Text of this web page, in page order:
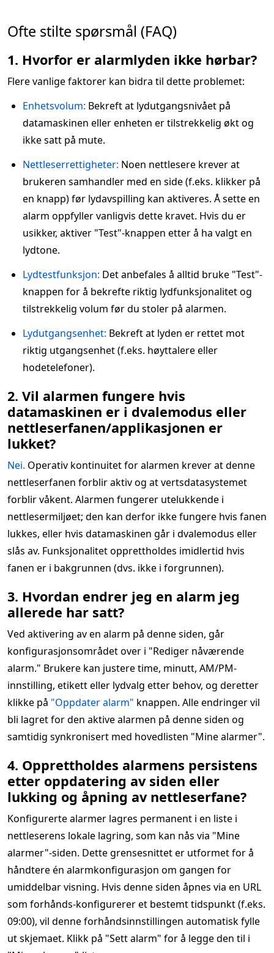
Ofte stilte spørsmål (FAQ)
1. Hvorfor er alarmlyden ikke hørbar?
Flere vanlige faktorer kan bidra til dette problemet:
Enhetsvolum: Bekreft at lydutgangsnivået på
datamaskinen eller enheten er tilstrekkelig økt og
ikke satt på mute.
Nettleserrettigheter: Noen nettlesere krever at
brukeren samhandler med en side (f.eks. klikker på
en knapp) før lydavspilling kan aktiveres. Å sette en
alarm oppfyller vanligvis dette kravet. Hvis du er
usikker, aktiver "Test"-knappen etter å ha valgt en
lydtone.
Lydtestfunksjon: Det anbefales å alltid bruke "Test"-
knappen for å bekrefte riktig lydfunksjonalitet og
tilstrekkelig volum før du stoler på alarmen.
Lydutgangsenhet: Bekreft at lyden er rettet mot
riktig utgangsenhet (f.eks. høyttalere eller
hodetelefoner).
2. Vil alarmen fungere hvis
datamaskinen er i dvalemodus eller
nettleserfanen/applikasjonen er
lukket?
Nei. Operativ kontinuitet for alarmen krever at denne
nettleserfanen forblir aktiv og at vertsdatasystemet
forblir våkent. Alarmen fungerer utelukkende i
nettlesermiljøet; den kan derfor ikke fungere hvis fanen
lukkes, eller hvis datamaskinen går i dvalemodus eller
slås av. Funksjonalitet opprettholdes imidlertid hvis
fanen er i bakgrunnen (dvs. ikke i forgrunnen).
3. Hvordan endrer jeg en alarm jeg
allerede har satt?
Ved aktivering av en alarm på denne siden, går
konfigurasjonsområdet over i "Rediger nåværende
alarm." Brukere kan justere time, minutt, AM/PM-
innstilling, etikett eller lydvalg etter behov, og deretter
klikke på "Oppdater alarm" knappen. Alle endringer vil
bli lagret for den aktive alarmen på denne siden og
samtidig synkronisert med hovedlisten "Mine alarmer".
4. Opprettholdes alarmens persistens
etter oppdatering av siden eller
lukking og åpning av nettleserfane?
Konfigurerte alarmer lagres permanent i en liste i
nettleserens lokale lagring, som kan nås via "Mine
alarmer"-siden. Dette grensesnittet er utformet for å
håndtere én alarmkonfigurasjon om gangen for
umiddelbar visning. Hvis denne siden åpnes via en URL
som forhånds-konfigurerer et bestemt tidspunkt (f.eks.
09:00), vil denne forhåndsinnstillingen automatisk fylle
ut skjemaet. Klikk på "Sett alarm" for å legge den til i